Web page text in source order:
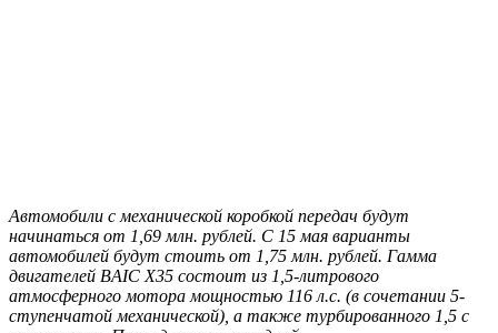
Автомобили с механической коробкой передач будут
начинаться от 1,69 млн. рублей. С 15 мая варианты
автомобилей будут стоить от 1,75 млн. рублей. Гамма
двигателей BAIC X35 состоит из 1,5-литрового
атмосферного мотора мощностью 116 л.с. (в сочетании 5-
ступенчатой механической), а также турбированного 1,5 с